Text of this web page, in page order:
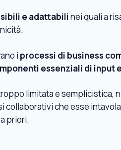
e adattabilinei quali a
i processi di business
essenziali di input
limitata e semplicistica,
collaborativi che esse
priori.